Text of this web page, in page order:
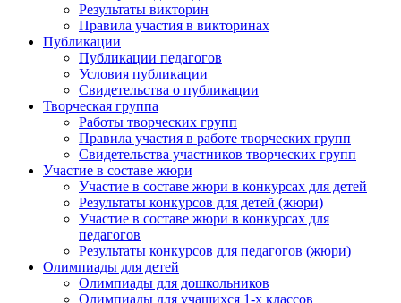
Результаты викторин
Правила участия в викторинах
Публикации
Публикации педагогов
Условия публикации
Свидетельства о публикации
Творческая группа
Работы творческих групп
Правила участия в работе творческих групп
Свидетельства участников творческих групп
Участие в составе жюри
Участие в составе жюри в конкурсах для детей
Результаты конкурсов для детей (жюри)
Участие в составе жюри в конкурсах для
педагогов
Результаты конкурсов для педагогов (жюри)
Олимпиады для детей
Олимпиады для дошкольников
Олимпиады для учащихся 1-х классов